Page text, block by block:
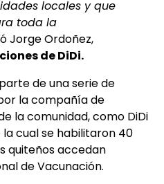
locales y que
toda la
Jorge Ordoñez,
de DiDi.
de una serie de
la compañía de
la comunidad, como DiDi
cual se habilitaron 40
quiteños accedan
de Vacunación.